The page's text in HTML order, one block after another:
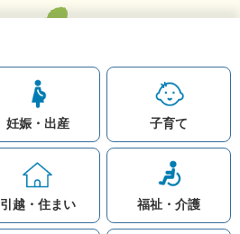
妊娠・出産 子育て
引越・住まい 福祉・介護